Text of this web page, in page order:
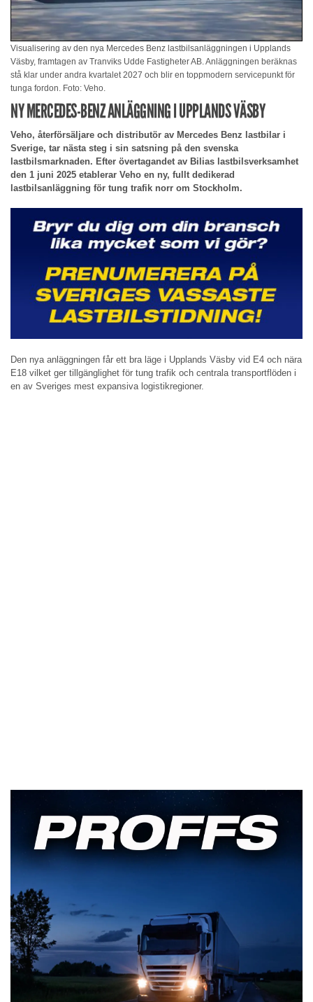
Visualisering av den nya Mercedes Benz lastbilsanläggningen i Upplands
Väsby, framtagen av Tranviks Udde Fastigheter AB. Anläggningen beräknas
stå klar under andra kvartalet 2027 och blir en toppmodern servicepunkt för
tunga fordon. Foto: Veho.
NY MERCEDES-BENZ ANLÄGGNING I UPPLANDS VÄSBY
Veho, återförsäljare och distributör av Mercedes Benz lastbilar i
Sverige, tar nästa steg i sin satsning på den svenska
lastbilsmarknaden. Efter övertagandet av Bilias lastbilsverksamhet
den 1 juni 2025 etablerar Veho en ny, fullt dedikerad
lastbilsanläggning för tung trafik norr om Stockholm.
Den nya anläggningen får ett bra läge i Upplands Väsby vid E4 och nära
E18 vilket ger tillgänglighet för tung trafik och centrala transportflöden i
en av Sveriges mest expansiva logistikregioner.